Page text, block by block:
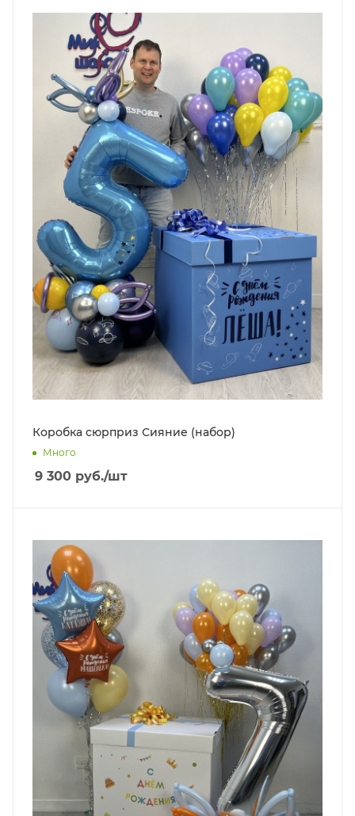
Коробка сюрприз Сияние (набор)
Много
9 300 руб./шт